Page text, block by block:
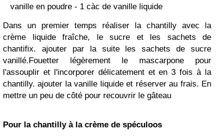
vanille en poudre - 1 càc de vanille liquide
Dans un premier temps réaliser la chantilly avec la
crème liquide fraîche, le sucre et les sachets de
chantifix. ajouter par la suite les sachets de sucre
vanillé.Fouetter légèrement le mascarpone pour
l'assouplir et l'incorporer délicatement et en 3 fois à la
chantilly. ajouter la vanille liquide et réserver au frais. En
mettre un peu de côté pour recouvrir le gâteau
Pour la chantilly à la crème de spéculoos